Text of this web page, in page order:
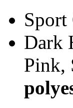
Sport
Dark
Pink,